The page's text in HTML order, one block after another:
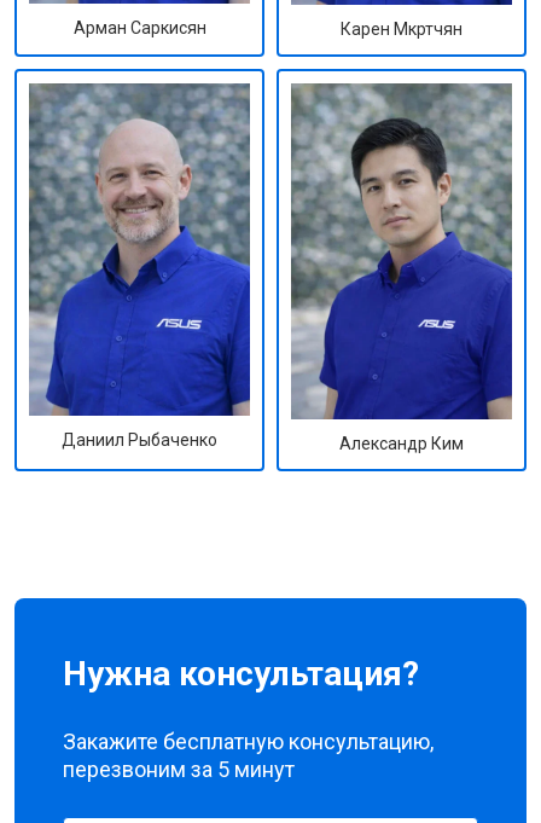
Арман Саркисян Карен Мкртчян
Даниил Рыбаченко Александр Ким
Нужна консультация?
Закажите бесплатную консультацию,
перезвоним за 5 минут